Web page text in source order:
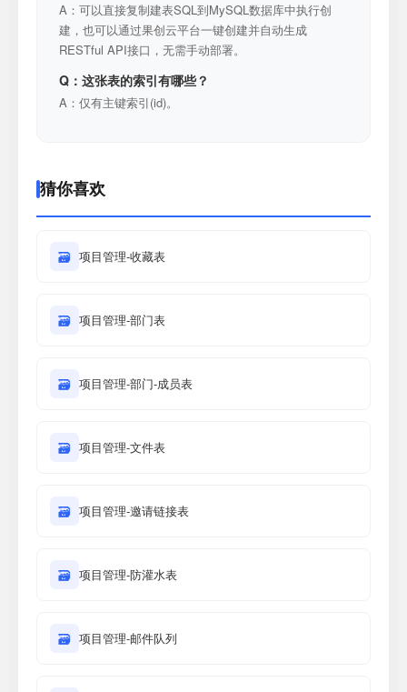
A：可以直接复制建表SQL到MySQL数据库中执行创
建，也可以通过果创云平台一键创建并自动生成
RESTful API接口，无需手动部署。
Q：这张表的索引有哪些？
A：仅有主键索引(id)。
猜你喜欢
🗃 项目管理-收藏表
🗃 项目管理-部门表
🗃 项目管理-部门-成员表
🗃 项目管理-文件表
🗃 项目管理-邀请链接表
🗃 项目管理-防灌水表
🗃 项目管理-邮件队列